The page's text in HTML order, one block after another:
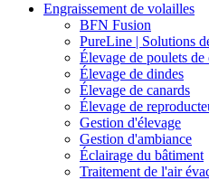
Engraissement de volailles
BFN Fusion
PureLine | Solutions
Élevage de poulets de
Élevage de dindes
Élevage de canards
Élevage de
Gestion d'élevage
Gestion d'ambiance
Éclairage du bâtiment
Traitement de l'air